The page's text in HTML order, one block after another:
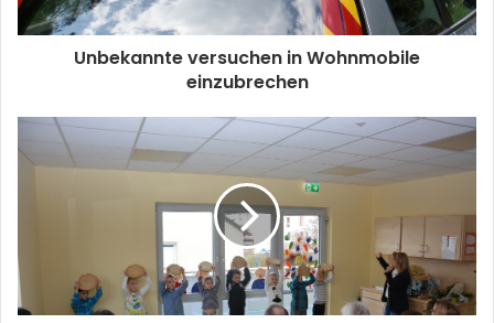
Unbekannte versuchen in Wohnmobile
einzubrechen